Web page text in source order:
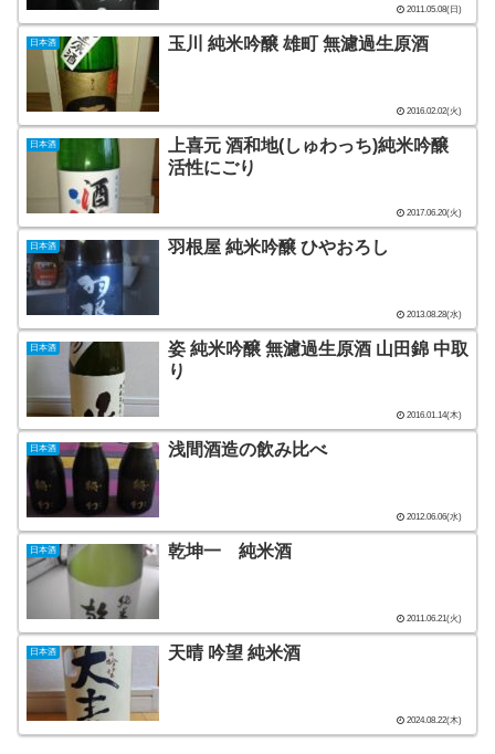
2011.05.08(日)
日本酒 玉川 純米吟醸 雄町 無濾過生原酒
2016.02.02(火)
日本酒
上喜元 酒和地(しゅわっち)純米吟醸
活性にごり
2017.06.20(火)
日本酒 羽根屋 純米吟醸 ひやおろし
2013.08.28(水)
日本酒
姿 純米吟醸 無濾過生原酒 山田錦 中取
り
2016.01.14(木)
日本酒 浅間酒造の飲み比べ
2012.06.06(水)
日本酒 乾坤一 純米酒
2011.06.21(火)
日本酒 天晴 吟望 純米酒
2024.08.22(木)